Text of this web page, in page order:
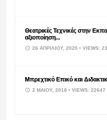
Θεατρικές Τεχνικές στην
αξιοποίηση...
26 ΑΠΡΙΛΊΟΥ, 2020• VIEWS:
Μπρεχτικό Επικό και
2 ΜΑΪ́ΟΥ, 2018• VIEWS: 22647